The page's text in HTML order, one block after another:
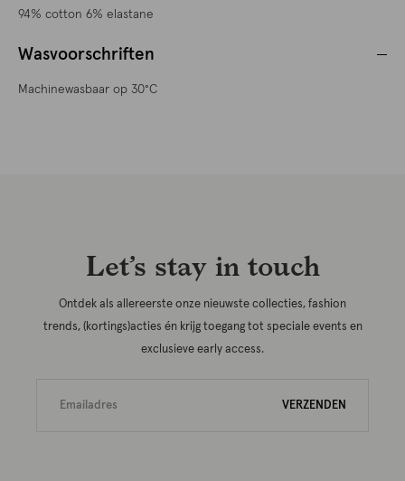
94% cotton 6% elastane
Wasvoorschriften
Machinewasbaar op 30°C
Let’s stay in touch
Ontdek als allereerste onze nieuwste collecties, fashion
trends, (kortings)acties én krijg toegang tot speciale events en
exclusieve early access.
VERZENDEN